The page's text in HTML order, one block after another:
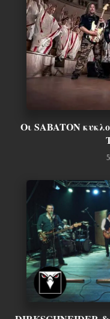
Οι SABATON